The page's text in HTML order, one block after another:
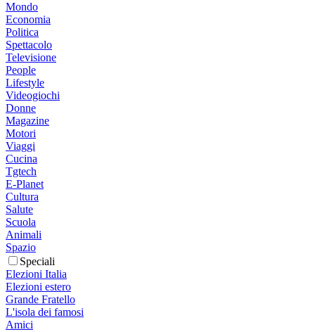
Mondo
Economia
Politica
Spettacolo
Televisione
People
Lifestyle
Videogiochi
Donne
Magazine
Motori
Viaggi
Cucina
Tgtech
E-Planet
Cultura
Salute
Scuola
Animali
Spazio
Speciali
Elezioni Italia
Elezioni estero
Grande Fratello
L'isola dei famosi
Amici